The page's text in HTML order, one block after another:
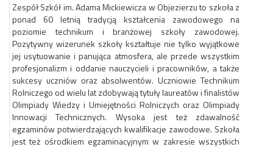
Zespół Szkół im. Adama Mickiewicza w Objezierzu to szkoła z
ponad 60 letnią tradycją kształcenia zawodowego na
poziomie technikum i branżowej szkoły zawodowej.
Pozytywny wizerunek szkoły kształtuje nie tylko wyjątkowe
jej usytuowanie i panująca atmosfera, ale przede wszystkim
profesjonalizm i oddanie nauczycieli i pracowników, a także
sukcesy uczniów oraz absolwentów. Uczniowie Technikum
Rolniczego od wielu lat zdobywają tytuły laureatów i finalistów
Olimpiady Wiedzy i Umiejętności Rolniczych oraz Olimpiady
Innowacji Technicznych. Wysoka jest też zdawalność
egzaminów potwierdzających kwalifikacje zawodowe. Szkoła
jest też ośrodkiem egzaminacyjnym w zakresie wszystkich